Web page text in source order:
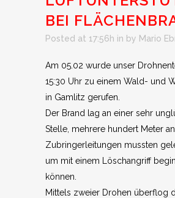
BEI
Posted at 17:56h in by Mario
Am 05.02 wurde unser
15:30 Uhr zu einem Wald- und
in Gamlitz gerufen.
Der Brand lag an einer sehr
Stelle, mehrere hundert Meter an
Zubringerleitungen mussten
um mit einem Löschangriff
können.
Mittels zweier Drohen überflog